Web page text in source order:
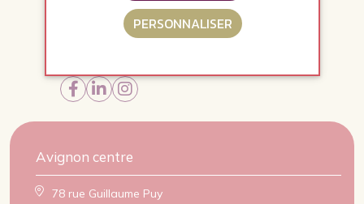
Avignon centre
78 rue Guillaume Puy
PERSONNALISER